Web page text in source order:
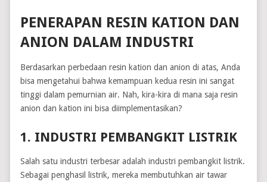
PENERAPAN RESIN KATION DAN
ANION DALAM INDUSTRI
Berdasarkan perbedaan resin kation dan anion di atas, Anda
bisa mengetahui bahwa kemampuan kedua resin ini sangat
tinggi dalam pemurnian air. Nah, kira-kira di mana saja resin
anion dan kation ini bisa diimplementasikan?
1. INDUSTRI PEMBANGKIT LISTRIK
Salah satu industri terbesar adalah industri pembangkit listrik.
Sebagai penghasil listrik, mereka membutuhkan air tawar